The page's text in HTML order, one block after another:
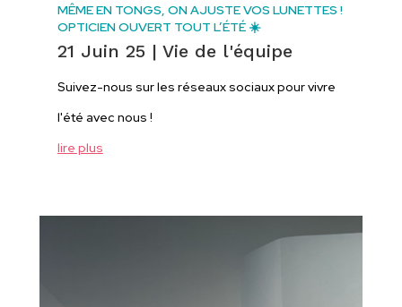
MÊME EN TONGS, ON AJUSTE VOS LUNETTES !
OPTICIEN OUVERT TOUT L’ÉTÉ ☀️
21 Juin 25 | Vie de l'équipe
Suivez-nous sur les réseaux sociaux pour vivre
l'été avec nous !
lire plus